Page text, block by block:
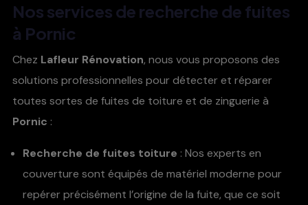
Nos services de recherche de fuites
à Pornic
Chez Lafleur Rénovation, nous vous proposons des
solutions professionnelles pour détecter et réparer
toutes sortes de fuites de toiture et de zinguerie à
Pornic :
Recherche de fuites toiture : Nos experts en
couverture sont équipés de matériel moderne pour
repérer précisément l’origine de la fuite, que ce soit